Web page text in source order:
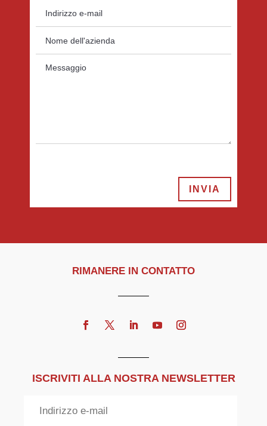
INVIA
RIMANERE IN CONTATTO
ISCRIVITI ALLA NOSTRA NEWSLETTER